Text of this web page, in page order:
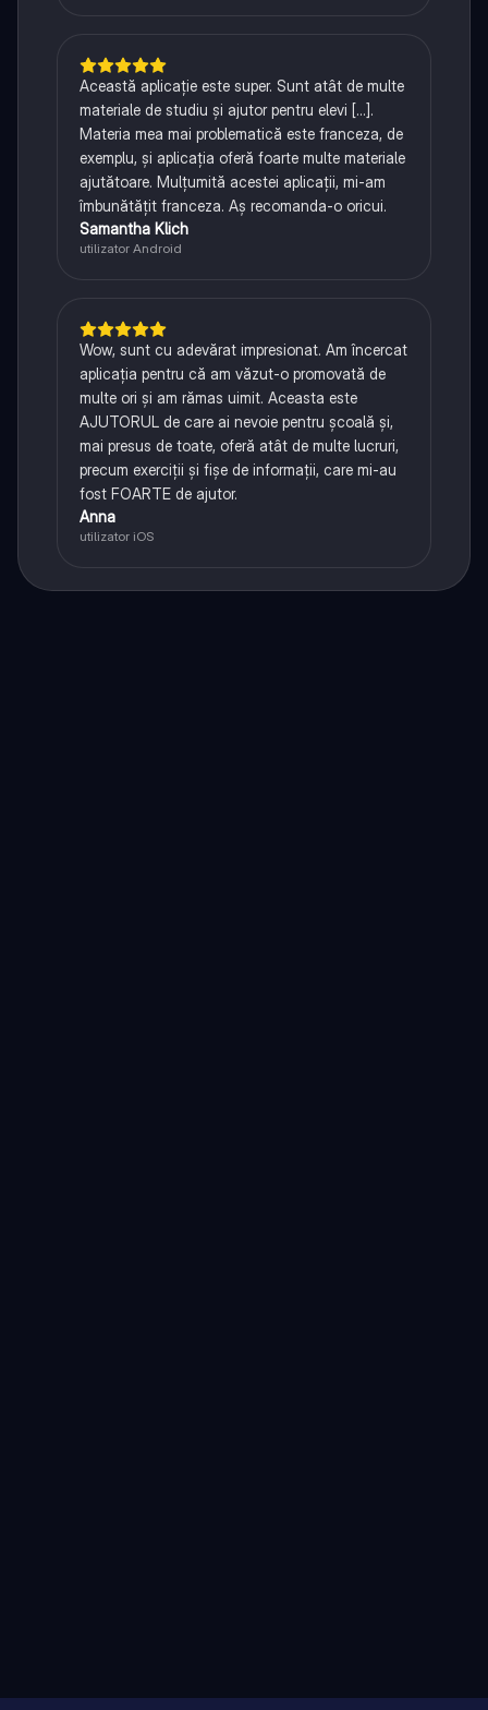
Această aplicație este super. Sunt atât de multe
materiale de studiu și ajutor pentru elevi [...].
Materia mea mai problematică este franceza, de
exemplu, și aplicația oferă foarte multe materiale
ajutătoare. Mulțumită acestei aplicații, mi-am
îmbunătățit franceza. Aș recomanda-o oricui.
Samantha Klich
utilizator Android
Wow, sunt cu adevărat impresionat. Am încercat
aplicația pentru că am văzut-o promovată de
multe ori și am rămas uimit. Aceasta este
AJUTORUL de care ai nevoie pentru școală și,
mai presus de toate, oferă atât de multe lucruri,
precum exerciții și fișe de informații, care mi-au
fost FOARTE de ajutor.
Anna
utilizator iOS